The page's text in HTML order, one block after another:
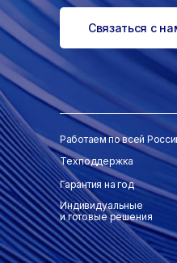
Связаться с
Работаем по всей
Техподдержка
Гарантия на год
Индивидуальные
и готовые решения